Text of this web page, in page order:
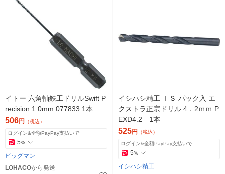
イトー 六角軸鉄工ドリルSwift P
recision 1.0mm 077833 1本
506円 （税込）
ログイン&全額PayPay支払いで
5%
ビッグマン
LOHACOから発送
イシハシ精工 ＩＳ パック入 エ
クストラ正宗ドリル 4．2ｍｍ P
EXD4.2 1本
525円 （税込）
ログイン&全額PayPay支払いで
5%
イシハシ精工